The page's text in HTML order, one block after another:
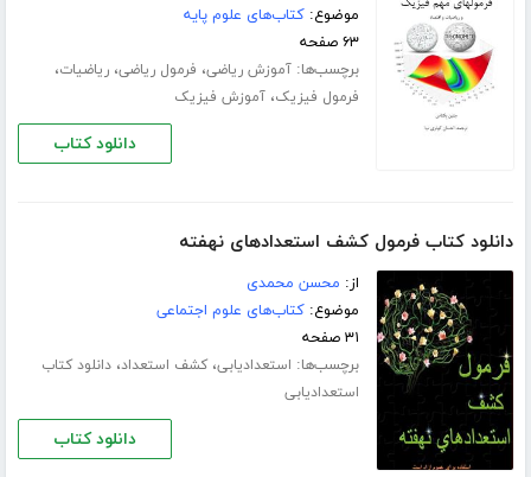
موضوع:کتاب‌های علوم پایه
۶۳ صفحه
برچسب‌ها:آموزش ریاضی، فرمول ریاضی،ریاضیات،
فرمول فیزیک،آموزش فیزیک
دانلود کتاب
دانلود کتاب فرمول کشف استعدادهای نهفته
از: محسن محمدی
موضوع:کتاب‌های علوم اجتماعی
۳۱ صفحه
برچسب‌ها: استعدادیابی،کشف استعداد،دانلود کتاب
استعدادیابی
دانلود کتاب